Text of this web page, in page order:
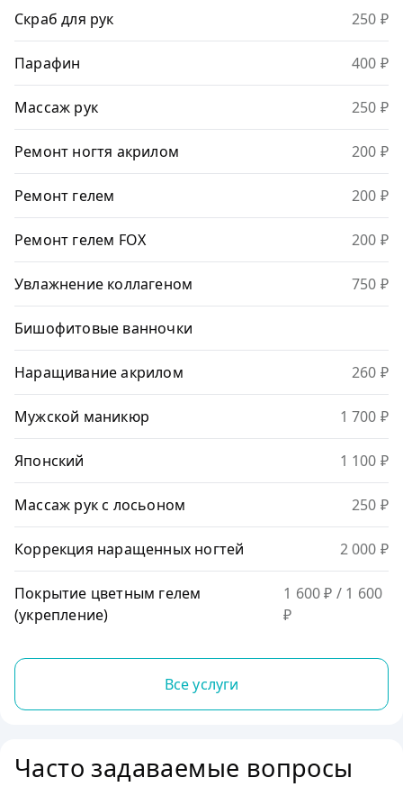
Скраб для рук 250 ₽
Парафин 400 ₽
Массаж рук 250 ₽
Ремонт ногтя акрилом 200 ₽
Ремонт гелем 200 ₽
Ремонт гелем FOX 200 ₽
Увлажнение коллагеном 750 ₽
Бишофитовые ванночки
Наращивание акрилом 260 ₽
Мужской маникюр 1 700 ₽
Японский 1 100 ₽
Массаж рук с лосьоном 250 ₽
Коррекция наращенных ногтей 2 000 ₽
Покрытие цветным гелем
(укрепление)
1 600 ₽ / 1 600
₽
Все услуги
Часто задаваемые вопросы